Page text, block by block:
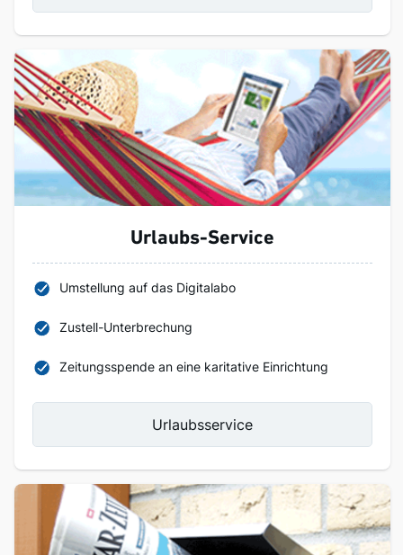
Urlaubs-Service
Umstellung auf das Digitalabo
Zustell-Unterbrechung
Zeitungsspende an eine karitative Einrichtung
Urlaubsservice